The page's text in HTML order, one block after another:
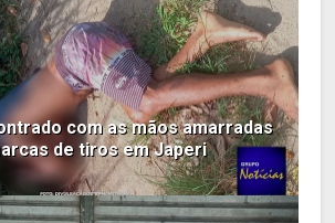
com as mãos amarradas
de tiros em Japeri